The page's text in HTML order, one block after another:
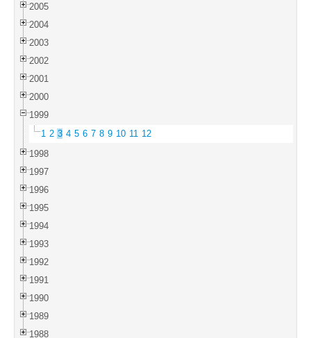
2005
2004
2003
2002
2001
2000
1999
1 2 3 4 5 6 7 8 9 10 11 12
1998
1997
1996
1995
1994
1993
1992
1991
1990
1989
1988